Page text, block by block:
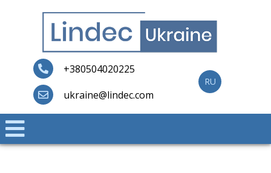
Lindec
+380504020225
ukraine@lindec.com
RU